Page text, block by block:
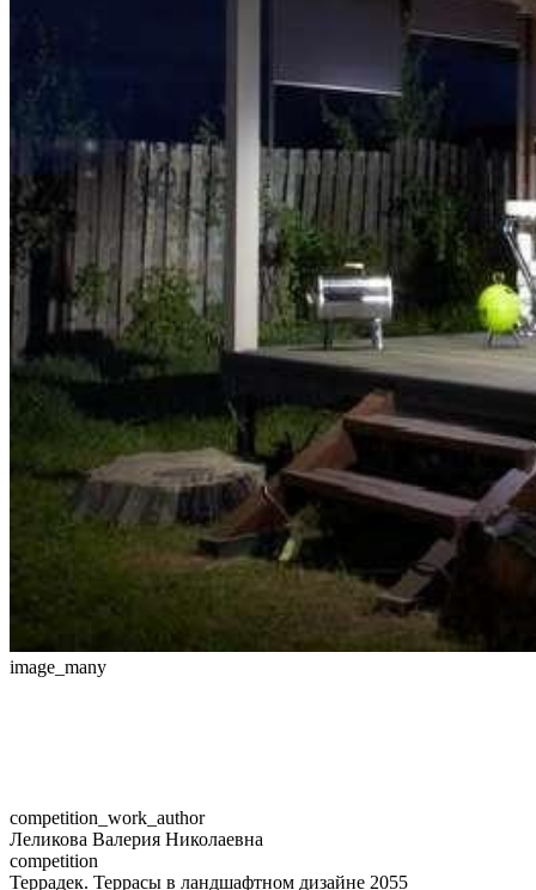
image_many
competition_work_author
Леликова Валерия Николаевна
competition
Террадек. Террасы в ландшафтном дизайне 2055